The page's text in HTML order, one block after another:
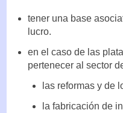
tener una base
lucro.
en el caso de las
pertenecer al sector
las reformas y de
la fabricación de